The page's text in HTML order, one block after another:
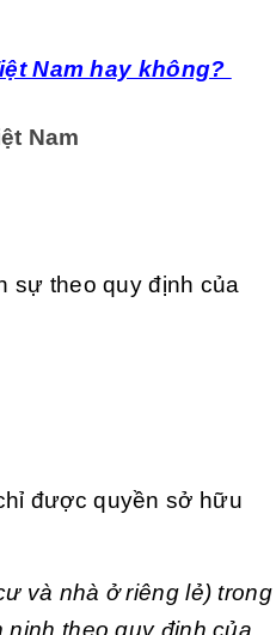
Nam hay không?
Nam
sự theo quy định của
được quyền sở hữu
và nhà ở riêng lẻ) trong
theo quy định của